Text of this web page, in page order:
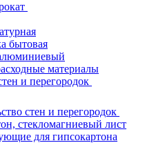
бытовая
материалы
и перегородок
стен и перегородок
стекломагниевый лист
для гипсокартона